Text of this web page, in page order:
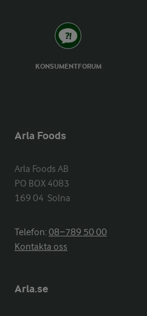
KONSUMENTFORUM
Arla Foods
Arla Foods AB
PO BOX 4083
169 04  Solna
Telefon:08−789 50 00
Kontakta oss
Arla.se